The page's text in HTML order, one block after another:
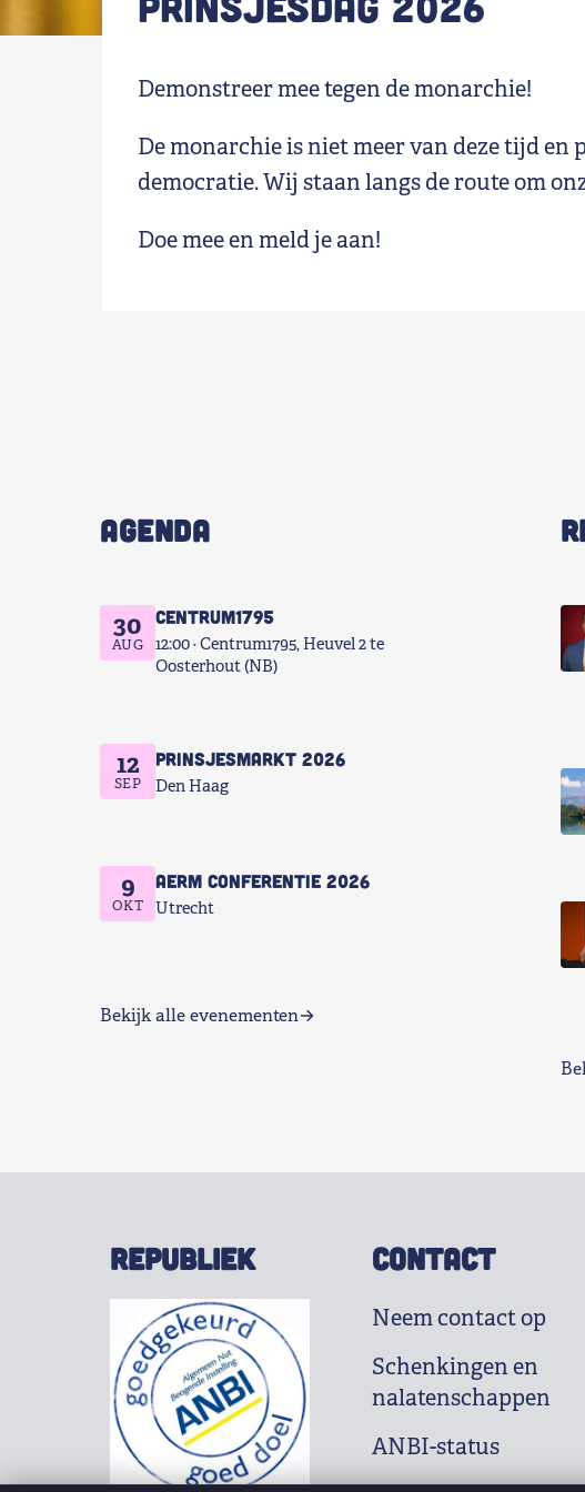
Shop
Voor leden
Demonstreer mee tegen de monarchie!
De monarchie is niet meer van deze tijd en
democratie. Wij staan langs de route om
Doe mee en meld je aan!
AGENDA
30
AUG
Centrum1795
12:00 Centrum1795, Heuvel 2 te
Oosterhout (NB)
12
SEP
Prinsjesmarkt 2026
Den Haag
9
OKT
AERM Conferentie 2026
Utrecht
Bekijk alle evenementen
REPUBLIEK CONTACT
Neem contact op
Schenkingen en
nalatenschappen
ANBI-status